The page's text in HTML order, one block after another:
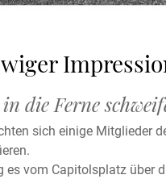
die Ferne
sich einige Mitglieder
es vom Capitolsplatz über